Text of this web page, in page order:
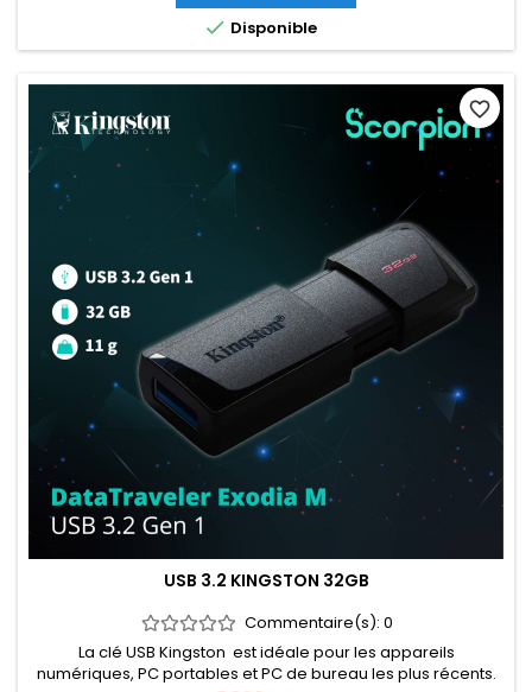
 Disponible
USB 3.2 KINGSTON 32GB
Commentaire(s): 0
La clé USB Kingston est idéale pour les appareils
numériques, PC portables et PC de bureau les plus récents.
favorite_border